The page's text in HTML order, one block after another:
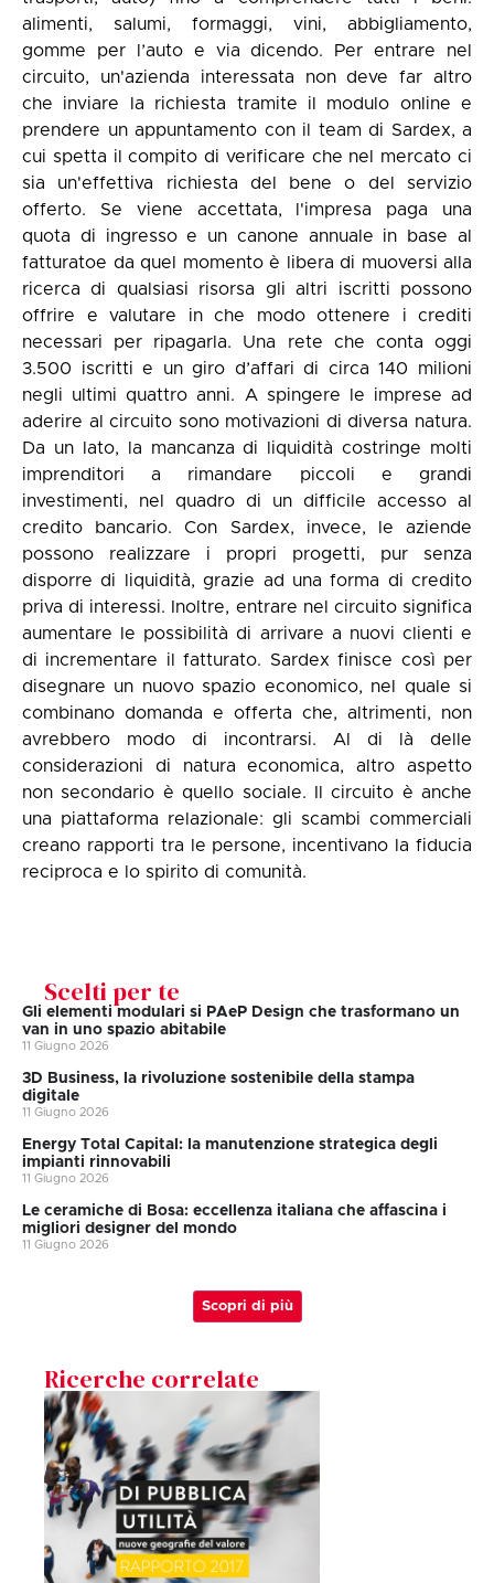
alimenti, salumi, formaggi, vini, abbigliamento,
gomme per l’auto e via dicendo. Per entrare nel
circuito, un'azienda interessata non deve far altro
che inviare la richiesta tramite il modulo online e
prendere un appuntamento con il team di Sardex, a
cui spetta il compito di verificare che nel mercato ci
sia un'effettiva richiesta del bene o del servizio
offerto. Se viene accettata, l'impresa paga una
quota di ingresso e un canone annuale in base al
fatturatoe da quel momento è libera di muoversi alla
ricerca di qualsiasi risorsa gli altri iscritti possono
offrire e valutare in che modo ottenere i crediti
necessari per ripagarla. Una rete che conta oggi
3.500 iscritti e un giro d’affari di circa 140 milioni
negli ultimi quattro anni. A spingere le imprese ad
aderire al circuito sono motivazioni di diversa natura.
Da un lato, la mancanza di liquidità costringe molti
imprenditori a rimandare piccoli e grandi
investimenti, nel quadro di un difficile accesso al
credito bancario. Con Sardex, invece, le aziende
possono realizzare i propri progetti, pur senza
disporre di liquidità, grazie ad una forma di credito
priva di interessi. Inoltre, entrare nel circuito significa
aumentare le possibilità di arrivare a nuovi clienti e
di incrementare il fatturato. Sardex finisce così per
disegnare un nuovo spazio economico, nel quale si
combinano domanda e offerta che, altrimenti, non
avrebbero modo di incontrarsi. Al di là delle
considerazioni di natura economica, altro aspetto
non secondario è quello sociale. Il circuito è anche
una piattaforma relazionale: gli scambi commerciali
creano rapporti tra le persone, incentivano la fiducia
reciproca e lo spirito di comunità.
Scelti per te
Gli elementi modulari si PAeP Design che trasformano un
van in uno spazio abitabile
11 Giugno 2026
3D Business, la rivoluzione sostenibile della stampa
digitale
11 Giugno 2026
Energy Total Capital: la manutenzione strategica degli
impianti rinnovabili
11 Giugno 2026
Le ceramiche di Bosa: eccellenza italiana che affascina i
migliori designer del mondo
11 Giugno 2026
Scopri di più
Ricerche correlate